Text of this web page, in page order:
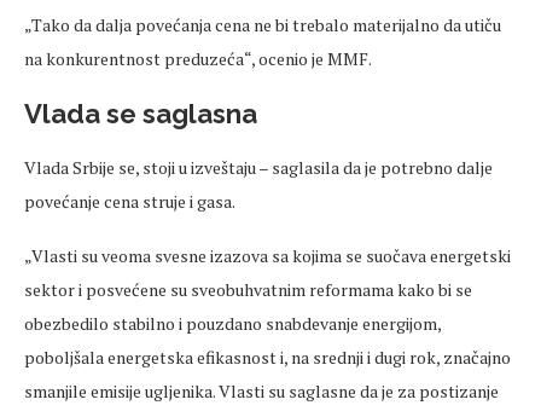
„Tako da dalja povećanja cena ne bi trebalo materijalno da utiču
na konkurentnost preduzeća“, ocenio je MMF.
Vlada se saglasna
Vlada Srbije se, stoji u izveštaju – saglasila da je potrebno dalje
povećanje cena struje i gasa.
„Vlasti su veoma svesne izazova sa kojima se suočava energetski
sektor i posvećene su sveobuhvatnim reformama kako bi se
obezbedilo stabilno i pouzdano snabdevanje energijom,
poboljšala energetska efikasnost i, na srednji i dugi rok, značajno
smanjile emisije ugljenika. Vlasti su saglasne da je za postizanje